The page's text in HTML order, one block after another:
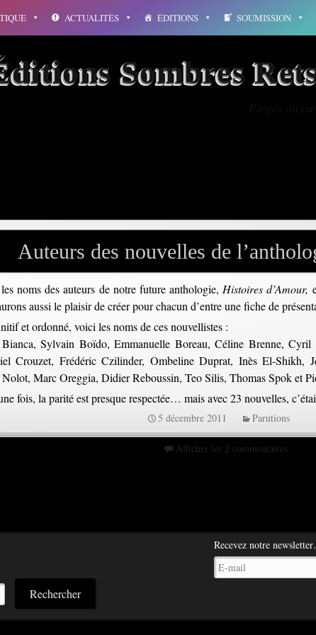
ACTUALITÉS ÉDITIONS SOUMISSION
Sombres
Auteurs des nouvelles de
noms des auteurs de notre future anthologie, Histoires d’Amour,
aussi le plaisir de créer pour chacun d’entre une fiche de
et ordonné, voici les noms de ces nouvellistes :
Sylvain Boïdo, Emmanuelle Boreau, Céline Brenne,
Crouzet, Frédéric Czilinder, Ombeline Duprat, Inès El-Shikh,
Marc Oreggia, Didier Reboussin, Teo Silis, Thomas Spok et
fois, la parité est presque respectée… mais avec 23 nouvelles,
5 décembre 2011 Parutions
Afficher les 2 commentaires
Recevez notre